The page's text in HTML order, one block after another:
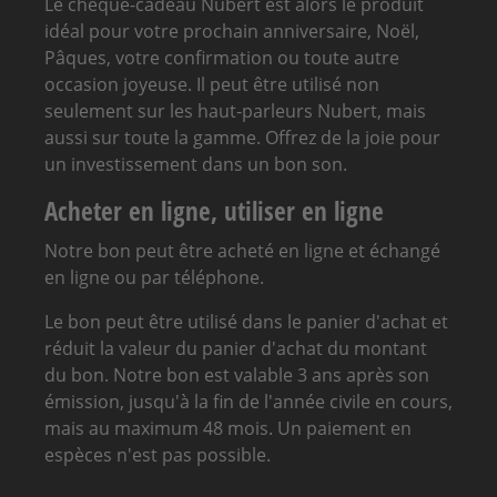
idéal pour votre prochain anniversaire, Noël,
Pâques, votre confirmation ou toute autre
occasion joyeuse. Il peut être utilisé non
seulement sur les haut-parleurs Nubert, mais
aussi sur toute la gamme. Offrez de la joie pour
un investissement dans un bon son.
Acheter en ligne, utiliser en ligne
Notre bon peut être acheté en ligne et échangé
en ligne ou par téléphone.
Le bon peut être utilisé dans le panier d'achat et
réduit la valeur du panier d'achat du montant
du bon. Notre bon est valable 3 ans après son
émission, jusqu'à la fin de l'année civile en cours,
mais au maximum 48 mois. Un paiement en
espèces n'est pas possible.